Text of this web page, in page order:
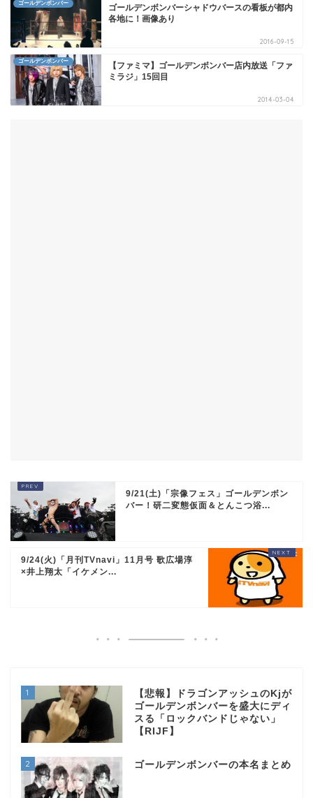
ゴールデンボンバー
ゴールデンボンバーシャドウバースの看板が都内
各地に！画像あり
2016-09-15
ゴールデンボンバー
【ファミマ】ゴールデンボンバー店内放送「ファ
ミラジ」15回目
2014-03-04
9/21(土)「宗像フェス」ゴールデンボン
バー！研二変態仮面＆とんこつ浴...
9/24(火)「月刊TVnavi」11月号 歌広場淳
×井上翔太「イケメン...
1
【悲報】ドラゴンアッシュのKjが
ゴールデンボンバーを盛大にディ
スる「ロックバンドじゃない」
【RIJF】
2 ゴールデンボンバーの本名まとめ